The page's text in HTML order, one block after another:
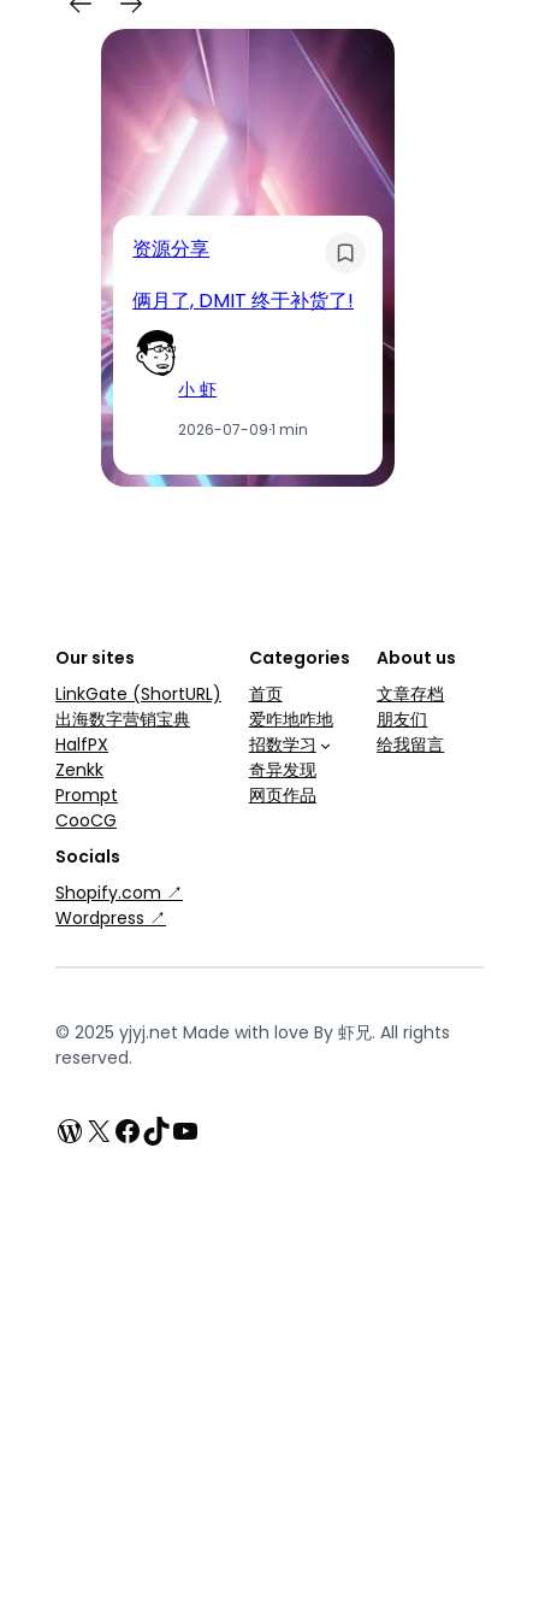
资源分享
俩月了, DMIT 终于补货了!
小 虾
2026-07-09·1 min
Our sites
LinkGate (ShortURL)
出海数字营销宝典
HalfPX
Zenkk
Prompt
CooCG
Categories
首页
爱咋地咋地
招数学习
奇异发现
网页作品
About us
文章存档
朋友们
给我留言
Socials
Shopify.com ↗
Wordpress ↗
© 2025 yjyj.net Made with love By 虾兄. All rights
reserved.
WordPress
X Facebook
TikTokYouTube